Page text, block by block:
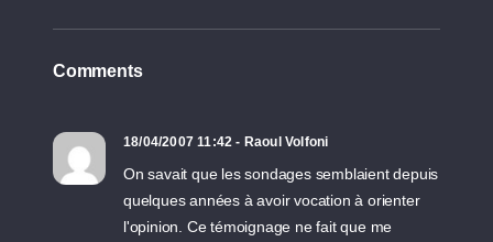
Comments
18/04/2007 11:42 - Raoul Volfoni
On savait que les sondages semblaient depuis
quelques années à avoir vocation à orienter
l'opinion. Ce témoignage ne fait que me